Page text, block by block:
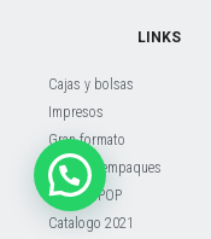
LINKS
Cajas y bolsas
Impresos
Gran formato
Bolsas y empaques
Material POP
Catalogo 2021